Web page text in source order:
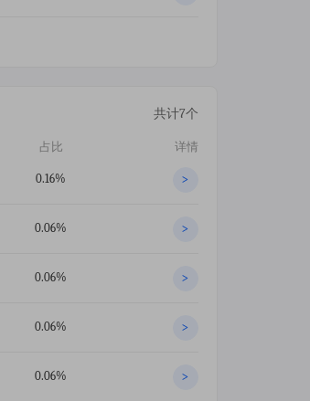
共计7个
占比 详情
0.16% >
0.06% >
0.06% >
0.06% >
0.06% >